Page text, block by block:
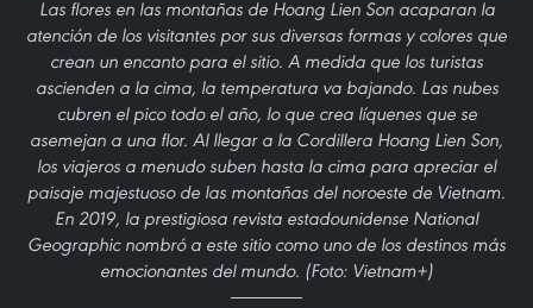
Las flores en las montañas de Hoang Lien Son acaparan la
atención de los visitantes por sus diversas formas y colores que
crean un encanto para el sitio. A medida que los turistas
ascienden a la cima, la temperatura va bajando. Las nubes
cubren el pico todo el año, lo que crea líquenes que se
asemejan a una flor. Al llegar a la Cordillera Hoang Lien Son,
los viajeros a menudo suben hasta la cima para apreciar el
paisaje majestuoso de las montañas del noroeste de Vietnam.
En 2019, la prestigiosa revista estadounidense National
Geographic nombró a este sitio como uno de los destinos más
emocionantes del mundo. (Foto: Vietnam+)